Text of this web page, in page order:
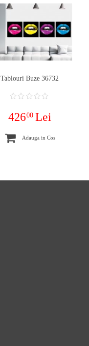
Tablouri Buze 36732
42600 Lei
Adauga in Cos